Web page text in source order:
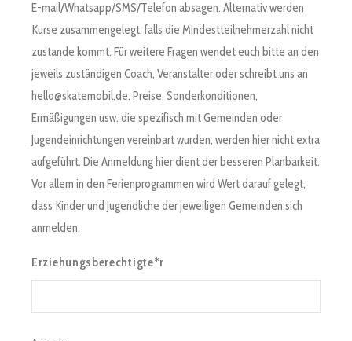
E-mail/Whatsapp/SMS/Telefon absagen. Alternativ werden
Kurse zusammengelegt, falls die Mindestteilnehmerzahl nicht
zustande kommt. Für weitere Fragen wendet euch bitte an den
jeweils zuständigen Coach, Veranstalter oder schreibt uns an
hello@skatemobil.de. Preise, Sonderkonditionen,
Ermäßigungen usw. die spezifisch mit Gemeinden oder
Jugendeinrichtungen vereinbart wurden, werden hier nicht extra
aufgeführt. Die Anmeldung hier dient der besseren Planbarkeit.
Vor allem in den Ferienprogrammen wird Wert darauf gelegt,
dass Kinder und Jugendliche der jeweiligen Gemeinden sich
anmelden.
Erziehungsberechtigte*r